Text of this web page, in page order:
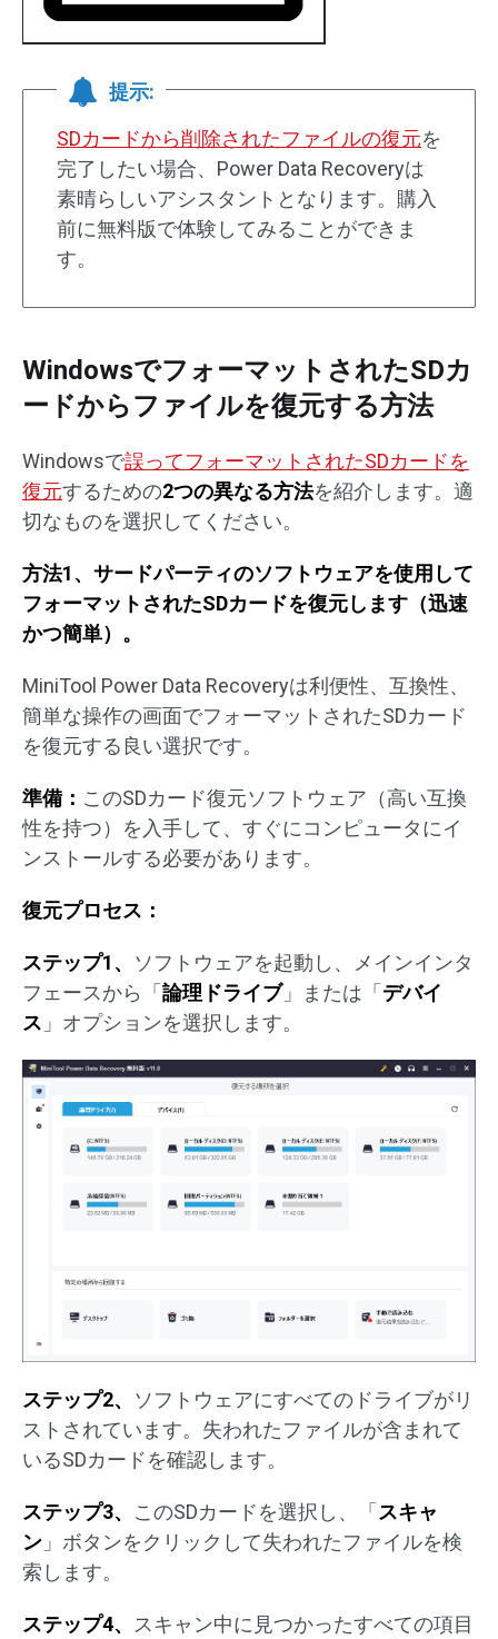
提示:
SDカードから削除されたファイルの復元を
完了したい場合、Power Data Recoveryは
素晴らしいアシスタントとなります。購入
前に無料版で体験してみることができま
す。
WindowsでフォーマットされたSDカ
ードからファイルを復元する方法
Windowsで誤ってフォーマットされたSDカードを
復元するための2つの異なる方法を紹介します。適
切なものを選択してください。
方法1、サードパーティのソフトウェアを使用して
フォーマットされたSDカードを復元します（迅速
かつ簡単）。
MiniTool Power Data Recoveryは利便性、互換性、
簡単な操作の画面でフォーマットされたSDカード
を復元する良い選択です。
準備： このSDカード復元ソフトウェア（高い互換
性を持つ）を入手して、すぐにコンピュータにイ
ンストールする必要があります。
復元プロセス：
ステップ1、 ソフトウェアを起動し、メインインタ
フェースから「 論理ドライブ」または「 デバイ
ス 」オプションを選択します。
ステップ2、 ソフトウェアにすべてのドライブがリ
ストされています。失われたファイルが含まれて
いるSDカードを確認します。
ステップ3、 このSDカードを選択し、「 スキャ
ン 」ボタンをクリックして失われたファイルを検
索します。
ステップ4、
スキャン中に見つかったすべての項目